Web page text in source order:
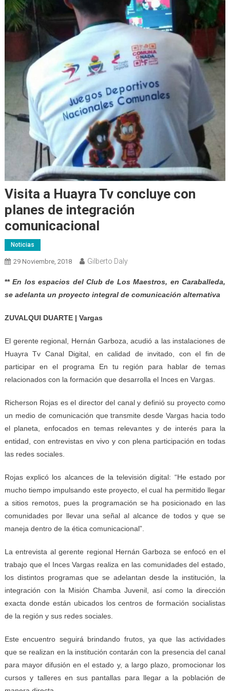
Visita a Huayra Tv concluye con
planes de integración
comunicacional
Noticias
29 Noviembre, 2018 Gilberto Daly
**En los espacios del Club de Los Maestros, en Caraballeda,
se adelanta un proyecto integral de comunicación alternativa
ZUVALQUI DUARTE | Vargas
El gerente regional, Hernán Garboza, acudió a las instalaciones de
Huayra Tv Canal Digital, en calidad de invitado, con el fin de
participar en el programa En tu región para hablar de temas
relacionados con la formación que desarrolla el Inces en Vargas.
Richerson Rojas es el director del canal y definió su proyecto como
un medio de comunicación que transmite desde Vargas hacia todo
el planeta, enfocados en temas relevantes y de interés para la
entidad, con entrevistas en vivo y con plena participación en todas
las redes sociales.
Rojas explicó los alcances de la televisión digital: “He estado por
mucho tiempo impulsando este proyecto, el cual ha permitido llegar
a sitios remotos, pues la programación se ha posicionado en las
comunidades por llevar una señal al alcance de todos y que se
maneja dentro de la ética comunicacional”.
La entrevista al gerente regional Hernán Garboza se enfocó en el
trabajo que el Inces Vargas realiza en las comunidades del estado,
los distintos programas que se adelantan desde la institución, la
integración con la Misión Chamba Juvenil, así como la dirección
exacta donde están ubicados los centros de formación socialistas
de la región y sus redes sociales.
Este encuentro seguirá brindando frutos, ya que las actividades
que se realizan en la institución contarán con la presencia del canal
para mayor difusión en el estado y, a largo plazo, promocionar los
cursos y talleres en sus pantallas para llegar a la población de